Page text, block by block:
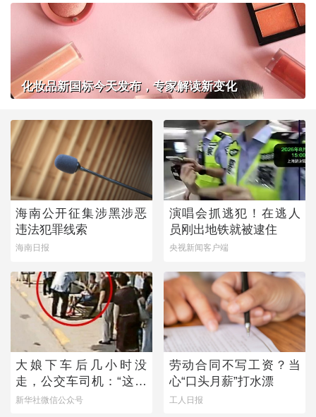
化妆品新国标今天发布，专家解读新变化
海南公开征集涉黑涉恶
违法犯罪线索
海南日报
演唱会抓逃犯！在逃人
员刚出地铁就被逮住
央视新闻客户端
大娘下车后几小时没
走，公交车司机：“这不
对劲！”
新华社微信公众号
劳动合同不写工资？当
心“口头月薪”打水漂
工人日报